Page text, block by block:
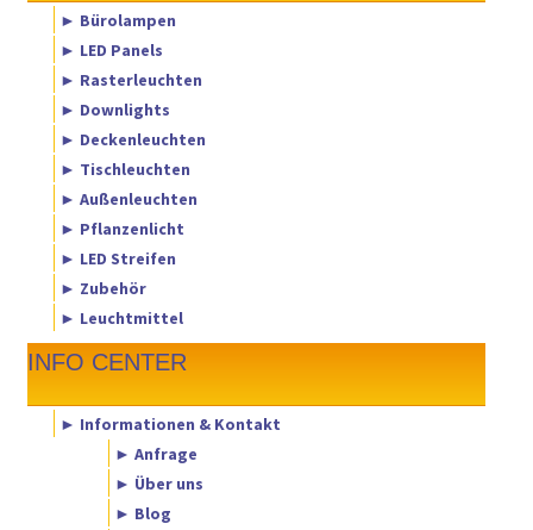
► Bürolampen
► LED Panels
► Rasterleuchten
► Downlights
► Deckenleuchten
► Tischleuchten
► Außenleuchten
► Pflanzenlicht
► LED Streifen
► Zubehör
► Leuchtmittel
INFO CENTER
► Informationen & Kontakt
► Anfrage
► Über uns
► Blog